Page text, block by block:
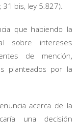
31 bis, ley 5.827).
que habiendo la
sobre intereses
de mención,
planteados por la
acerca de la
una decisión